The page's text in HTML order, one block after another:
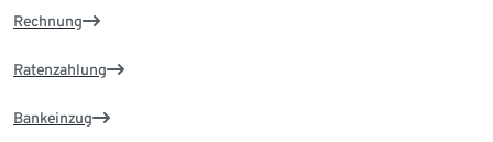
Rechnung
Ratenzahlung
Bankeinzug